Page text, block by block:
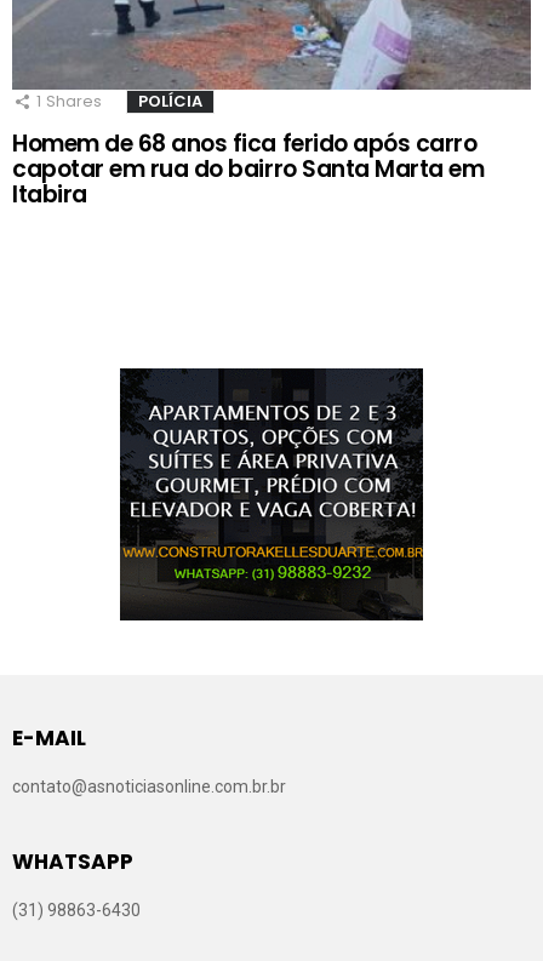
1 Shares POLÍCIA
Homem de 68 anos fica ferido após carro
capotar em rua do bairro Santa Marta em
Itabira
E-MAIL
contato@asnoticiasonline.com.br.br
WHATSAPP
(31) 98863-6430